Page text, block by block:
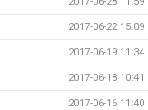
2017-06-22 15:09
2017-06-19 11:34
2017-06-18 10:41
2017-06-16 11:40